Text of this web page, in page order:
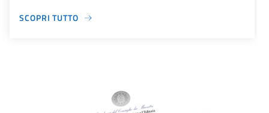
SCOPRI TUTTO